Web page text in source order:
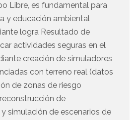
Libre, es fundamental para
y educación ambiental
logra Resultado de
actividades seguras en el
creación de simuladores
con terreno real (datos
de zonas de riesgo
de
simulación de escenarios de